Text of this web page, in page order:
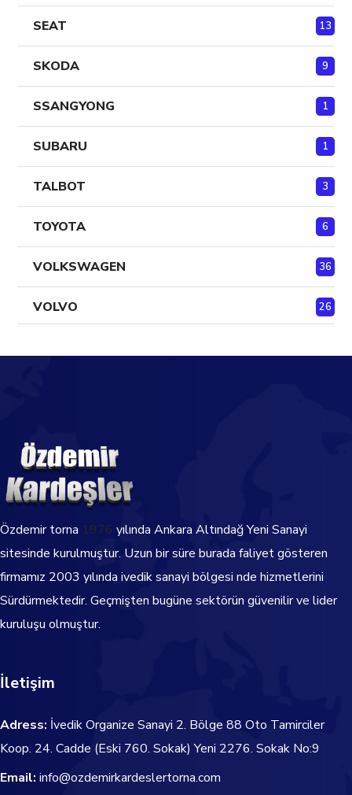
SEAT 13
SKODA 9
SSANGYONG 1
SUBARU 1
TALBOT 3
TOYOTA 6
VOLKSWAGEN 36
VOLVO 26
Özdemir torna 1976 yılında Ankara Altındağ Yeni Sanayi
sitesinde kurulmuştur. Uzun bir süre burada faliyet gösteren
firmamız 2003 yılında ivedik sanayi bölgesi nde hizmetlerini
Sürdürmektedir. Geçmişten bugüne sektörün güvenilir ve lider
kuruluşu olmuştur.
İletişim
Adress: İvedik Organize Sanayi 2. Bölge 88 Oto Tamirciler
Koop. 24. Cadde (Eski 760. Sokak) Yeni 2276. Sokak No:9
Email: info@ozdemirkardeslertorna.com